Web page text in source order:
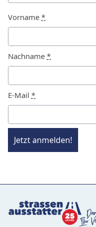
Vorname *
Nachname *
E-Mail *
Jetzt anmelden!